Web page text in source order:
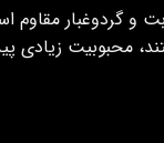
و گردوغبار
محبوبیت زیادی